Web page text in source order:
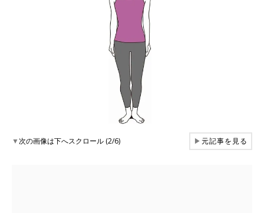
▼次の画像は下へスクロール (2/6) ▶元記事を見る